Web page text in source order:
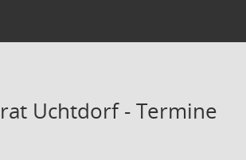
Uchtdorf - Termine